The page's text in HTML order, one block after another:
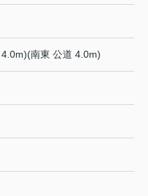
南東 公道 4.0m)